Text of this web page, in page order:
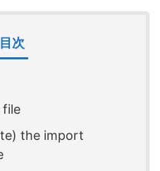
目次
file
the import